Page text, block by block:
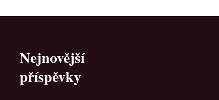
Nejnovější
příspěvky